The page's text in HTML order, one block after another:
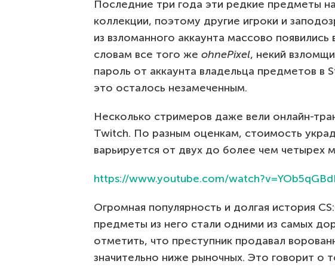
Последние три года эти редкие предметы
коллекции, поэтому другие игроки и
из взломанного аккаунта массово
словам все того же ohnePixel, некий
пароль от аккаунта владельца предметов в
это осталось незамеченным.
Несколько стримеров даже вели онлайн-
Twitch. По разным оценкам, стоимость
варьируется от двух до более чем четырех
https://www.youtube.com/
Огромная популярность и долгая история
предметы из него стали одними из самых
отметить, что преступник продавал
значительно ниже рыночных. Это говорит о